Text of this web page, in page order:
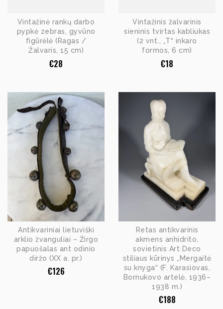
Vintažinė rankų darbo
pypkė zebras, gyvūno
figūrėlė (Ragas /
Žalvaris, 15 cm)
€28
Vintažinis žalvarinis
sieninis tvirtas kabliukas
(2 vnt., „T“ inkaro
formos, 6 cm)
€18
Antikvariniai lietuviški
arklio žvanguliai – Žirgo
papuošalas ant odinio
diržo (XX a. pr.)
€126
Retas antikvarinis
akmens anhidrito,
sovietinis Art Deco
stiliaus kūrinys „Mergaitė
su knyga“ (F. Karasiovas,
Bornukovo artelė, 1936–
1938 m.)
€188